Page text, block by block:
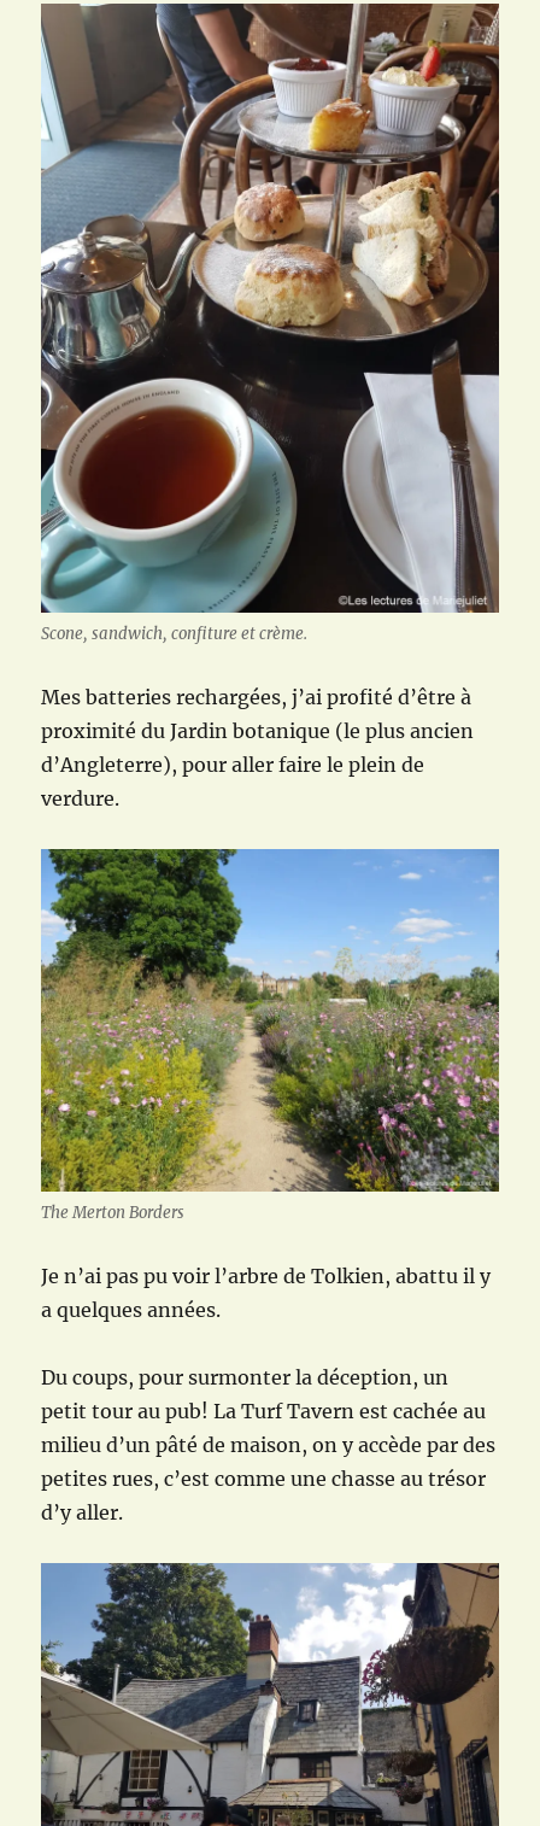
Scone, sandwich, confiture et crème.
Mes batteries rechargées, j’ai profité d’être à
proximité du Jardin botanique (le plus ancien
d’Angleterre), pour aller faire le plein de
verdure.
The Merton Borders
Je n’ai pas pu voir l’arbre de Tolkien, abattu il y
a quelques années.
Du coups, pour surmonter la déception, un
petit tour au pub! La Turf Tavern est cachée au
milieu d’un pâté de maison, on y accède par des
petites rues, c’est comme une chasse au trésor
d’y aller.